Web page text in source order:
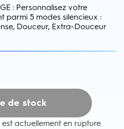
: Personnalisez votre
parmi 5 modes silencieux :
Douceur, Extra-Douceur
de stock
actuellement en rupture